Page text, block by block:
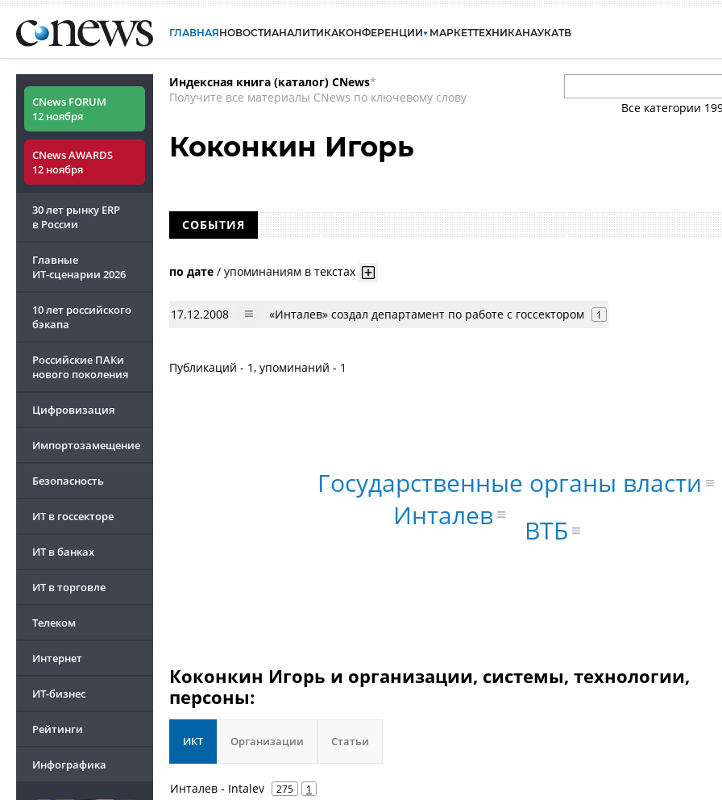
ГЛАВНАЯНОВОСТИАНАЛИТИКАКОНФЕРЕНЦИИ МАРКЕТТЕХНИКАНАУКАТВ
CNews FORUM
12 ноября
CNews AWARDS
12 ноября
30 лет рынку ERP
в России
Главные
ИТ-сценарии 2026
10 лет российского
бэкапа
Российские ПАКи
нового поколения
Цифровизация
Импортозамещение
Безопасность
ИТ в госсекторе
ИТ в банках
ИТ в торговле
Телеком
Интернет
ИТ-бизнес
Рейтинги
Инфографика
Индексная книга (каталог) CNews*
Получите все материалы CNews по ключевому слову
Все категории
Коконкин Игорь
СОБЫТИЯ
по дате / упоминаниям в текстах
17.12.2008 «Инталев» создал департамент по работе с госсектором 1
Публикаций - 1, упоминаний - 1
Инталев ВТБ
Государственные органы власти
Коконкин Игорь и организации, системы, технологии,
персоны:
ИКТ Организации Статьи
Инталев - Intalev 275 1